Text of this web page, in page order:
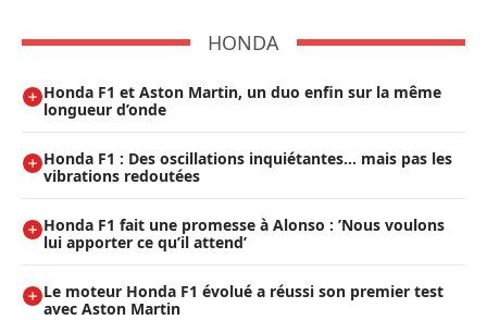
HONDA
Honda F1 et Aston Martin, un duo enfin sur la même
longueur d’onde
Honda F1 : Des oscillations inquiétantes… mais pas les
vibrations redoutées
Honda F1 fait une promesse à Alonso : ’Nous voulons
lui apporter ce qu’il attend’
Le moteur Honda F1 évolué a réussi son premier test
avec Aston Martin